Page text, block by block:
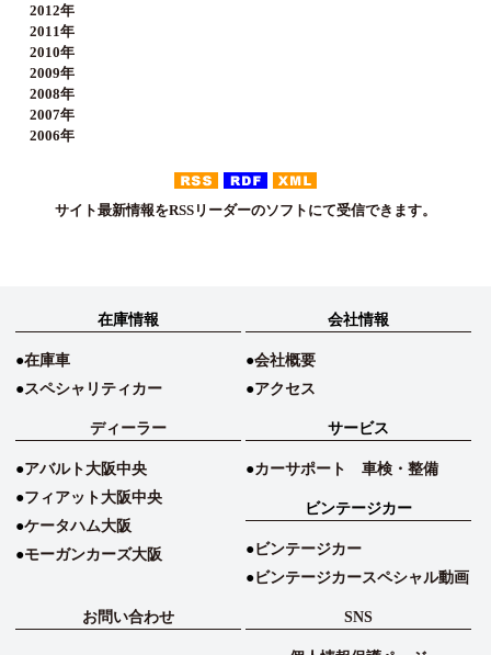
2012年
2011年
2010年
2009年
2008年
2007年
2006年
サイト最新情報をRSSリーダーのソフトにて受信できます。
在庫情報
在庫車
スペシャリティカー
会社情報
会社概要
アクセス
ディーラー
アバルト大阪中央
フィアット大阪中央
ケータハム大阪
モーガンカーズ大阪
サービス
カーサポート 車検・整備
ビンテージカー
ビンテージカー
ビンテージカースペシャル動画
お問い合わせ SNS